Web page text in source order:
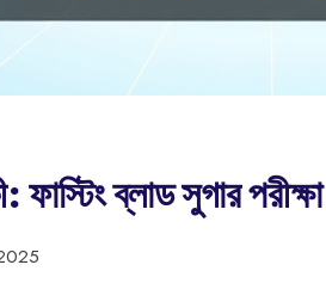
ব্লাড সুগার পরীক্ষা